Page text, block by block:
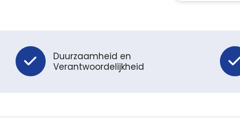
Duurzaamheid en
Verantwoordelijkheid